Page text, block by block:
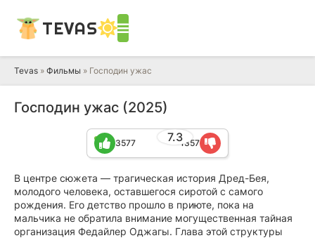
TEVAS
Tevas » Фильмы » Господин ужас
Господин ужас (2025)
7.3
3577 1357
В центре сюжета — трагическая история Дред-Бея,
молодого человека, оставшегося сиротой с самого
рождения. Его детство прошло в приюте, пока на
мальчика не обратила внимание могущественная тайная
организация Федайлер Оджагы. Глава этой структуры